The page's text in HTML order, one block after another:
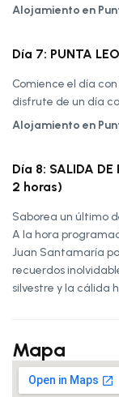
Alojamiento en
Día 7: PUNTA
Comience el día
disfrute de un día
Alojamiento en
Día 8: SALIDA
2 horas)
Saborea un último
A la hora
Juan Santamaría
recuerdos
silvestre y la cálida
Mapa